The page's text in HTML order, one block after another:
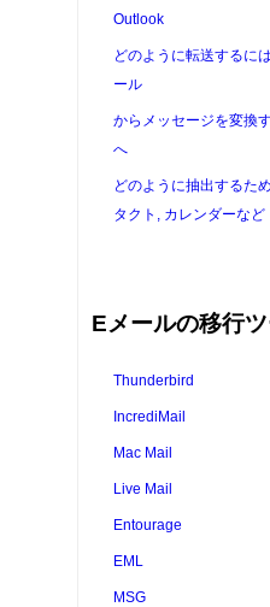
Outlook
どのように転送するには
ール
からメッセージを変換
へ
どのように抽出するた
タクト, カレンダーなど
Eメールの移行
Thunderbird
IncrediMail
Mac Mail
Live Mail
Entourage
EML
MSG